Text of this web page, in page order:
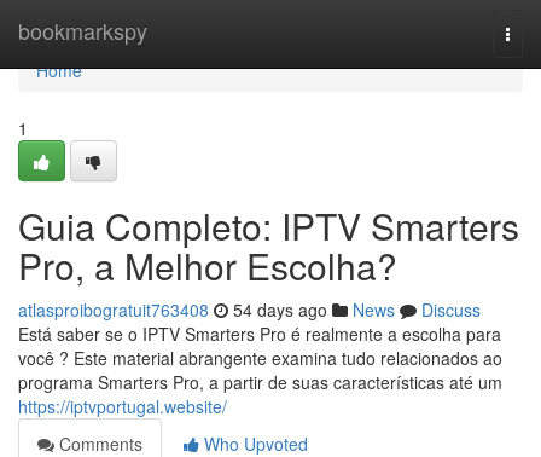
bookmarkspy
Home
Home
1
Guia Completo: IPTV Smarters
Pro, a Melhor Escolha?
atlasproibogratuit763408 54 days ago News
Discuss
Está saber se o IPTV Smarters Pro é realmente a escolha para
você ? Este material abrangente examina tudo relacionados ao
programa Smarters Pro, a partir de suas características até um
https://iptvportugal.website/
Comments
Who Upvoted